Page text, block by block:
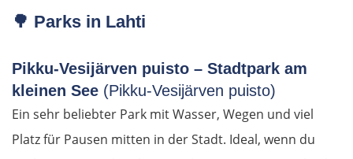
🌳 Parks in Lahti
Pikku-Vesijärven puisto – Stadtpark am
kleinen See (Pikku-Vesijärven puisto)
Ein sehr beliebter Park mit Wasser, Wegen und viel
Platz für Pausen mitten in der Stadt. Ideal, wenn du
Nizza
Cannes